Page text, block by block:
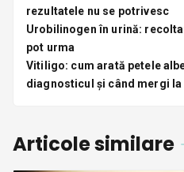
rezultatele nu se potrivesc
Urobilinogen în urină:
pot urma
Vitiligo: cum arată petele
diagnosticul și când mergi
Articole similare